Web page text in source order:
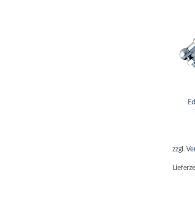
zzgl.